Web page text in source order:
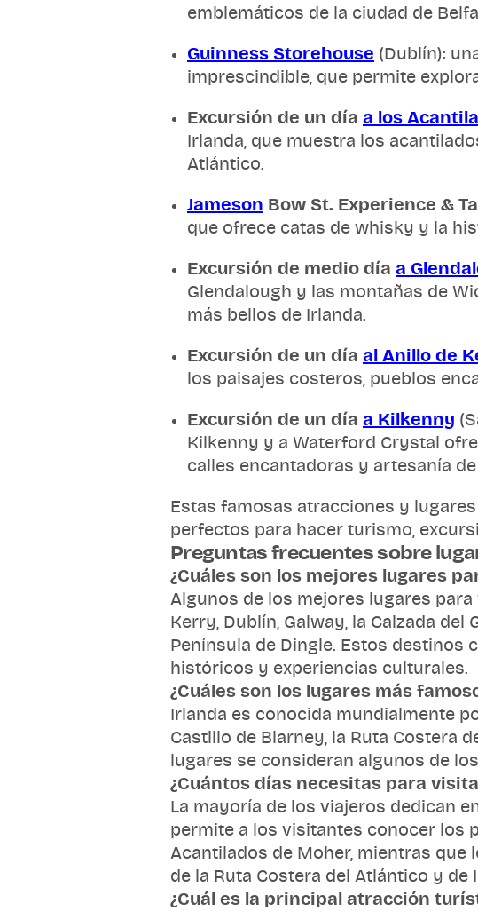
emblemáticos de la ciudad de
Guinness Storehouse (Dublín):
imprescindible, que permite
Excursión de un día a los
Irlanda, que muestra los
Atlántico.
Jameson Bow St. Experience &
que ofrece catas de whisky y la
Excursión de medio día a
Glendalough y las montañas de
más bellos de Irlanda.
Excursión de un día al Anillo de
los paisajes costeros, pueblos
Excursión de un día a Kilkenny
Kilkenny y a Waterford Crystal
calles encantadoras y artesanía
Estas famosas atracciones y
perfectos para hacer turismo,
Preguntas frecuentes sobre
¿Cuáles son los mejores lugares
Algunos de los mejores lugares
Kerry, Dublín, Galway, la Calzada
Península de Dingle. Estos destinos
históricos y experiencias culturales.
¿Cuáles son los lugares más
Irlanda es conocida mundialmente
Castillo de Blarney, la Ruta Costera
lugares se consideran algunos de
¿Cuántos días necesitas para
La mayoría de los viajeros dedican
permite a los visitantes conocer los
Acantilados de Moher, mientras
de la Ruta Costera del Atlántico y de
¿Cuál es la principal atracción